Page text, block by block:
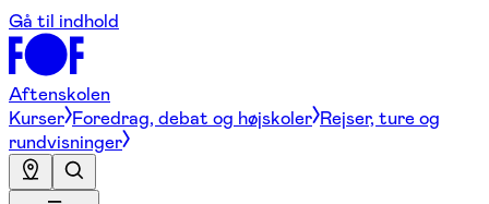
Gå til indhold
Aftenskolen
Kurser Foredrag, debat og højskoler Rejser, ture og
rundvisninger